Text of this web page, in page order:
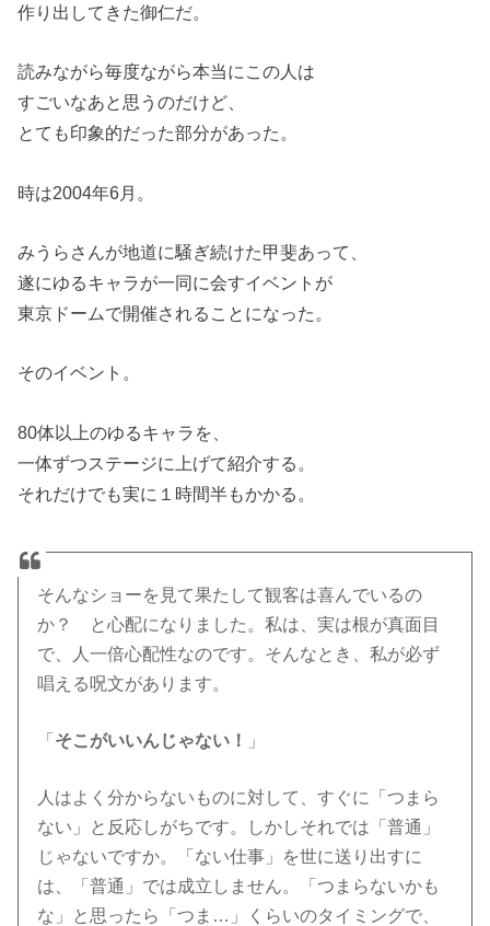
作り出してきた御仁だ。
読みながら毎度ながら本当にこの人は
すごいなあと思うのだけど、
とても印象的だった部分があった。
時は2004年6月。
みうらさんが地道に騒ぎ続けた甲斐あって、
遂にゆるキャラが一同に会すイベントが
東京ドームで開催されることになった。
そのイベント。
80体以上のゆるキャラを、
一体ずつステージに上げて紹介する。
それだけでも実に１時間半もかかる。
そんなショーを見て果たして観客は喜んでいるの
か？ と心配になりました。私は、実は根が真面目
で、人一倍心配性なのです。そんなとき、私が必ず
唱える呪文があります。
「 そこがいいんじゃない！ 」
人はよく分からないものに対して、すぐに「つまら
ない」と反応しがちです。しかしそれでは「普通」
じゃないですか。「ない仕事」を世に送り出すに
は、「普通」では成立しません。「つまらないかも
な」と思ったら「つま…」くらいのタイミングで、